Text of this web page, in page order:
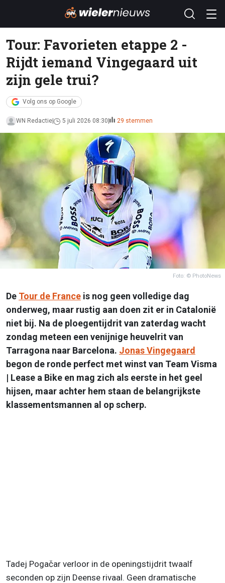
Tour: Favorieten etappe 2 -
Rijdt iemand Vingegaard uit
zijn gele trui?
Volg ons op Google
WN Redactie 5 juli 2026 08:30 29 stemmen
Foto: © PhotoNews
De Tour de France is nog geen volledige dag
onderweg, maar rustig aan doen zit er in Catalonië
niet bij. Na de ploegentijdrit van zaterdag wacht
zondag meteen een venijnige heuvelrit van
Tarragona naar Barcelona. Jonas Vingegaard
begon de ronde perfect met winst van Team Visma
| Lease a Bike en mag zich als eerste in het geel
hijsen, maar achter hem staan de belangrijkste
klassementsmannen al op scherp.
Tadej Pogačar verloor in de openingstijdrit twaalf
seconden op zijn Deense rivaal. Geen dramatische